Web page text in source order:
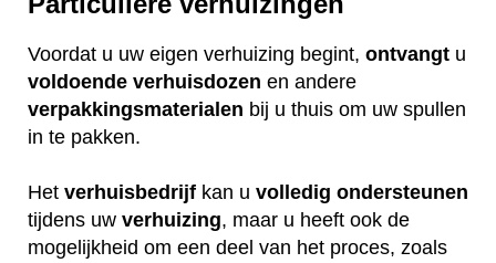
Voordat u uw eigen verhuizing begint, ontvangt u
voldoende verhuisdozen en andere
verpakkingsmaterialen bij u thuis om uw spullen
in te pakken.
Het verhuisbedrijf kan u volledig ondersteunen
tijdens uw verhuizing, maar u heeft ook de
mogelijkheid om een deel van het proces, zoals